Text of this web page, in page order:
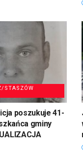
STASZÓW
poszukuje 41-
gminy